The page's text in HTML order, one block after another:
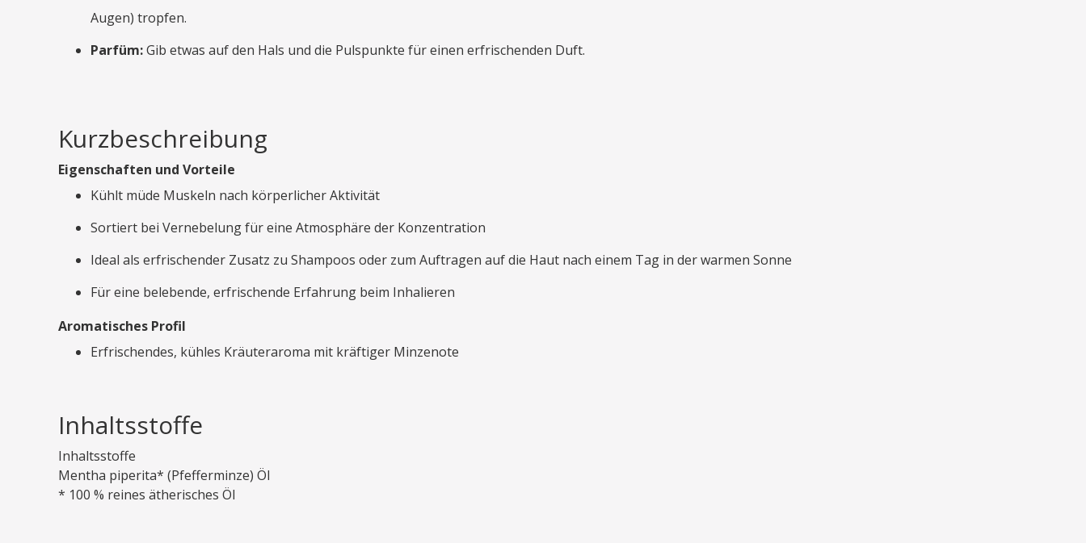
Augen) tropfen.
Parfüm:Gib etwas auf den Hals und die Pulspunkte für einen erfrischenden Duft.
Kurzbeschreibung
Eigenschaften und Vorteile
Kühlt müde Muskeln nach körperlicher Aktivität
Sortiert bei Vernebelung für eine Atmosphäre der Konzentration
Ideal als erfrischender Zusatz zu Shampoos oder zum Auftragen auf die Haut nach einem Tag in der warmen Sonne
Für eine belebende, erfrischende Erfahrung beim Inhalieren
Aromatisches Profil
Erfrischendes, kühles Kräuteraroma mit kräftiger Minzenote
Inhaltsstoffe
Inhaltsstoffe
Mentha piperita* (Pfefferminze) Öl
* 100 % reines ätherisches Öl